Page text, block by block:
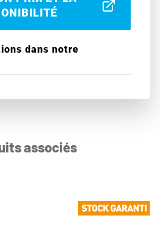
dans notre
associés